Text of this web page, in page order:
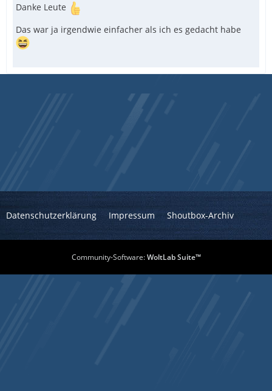
Danke Leute
Das war ja irgendwie einfacher als ich es gedacht habe
Datenschutzerklärung Impressum Shoutbox-Archiv
Community-Software:WoltLab Suite™